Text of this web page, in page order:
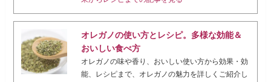
オレガノの使い方とレシピ。多様な効能＆
おいしい食べ方
オレガノの味や香り、おいしい使い方から効果・効
能、レシピまで、オレガノの魅力を詳しくご紹介し